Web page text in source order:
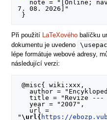
7. 08. 2026]"
Při použití LaTeXovéhobalíčku
dokumentu je uvedeno
lépe formátuje webové adresy,
následující verzi:
@misc{ wiki:xxx,
   title = "Revize --- ",
   year = "2007",
"\url{ https://